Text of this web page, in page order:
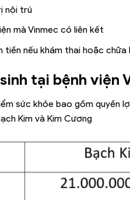
nội trú
mà Vinmec có liên kết
tiền nếu khám thai hoặc
tại bệnh viện
sức khỏe bao gồm quyền
Kim và Kim Cương